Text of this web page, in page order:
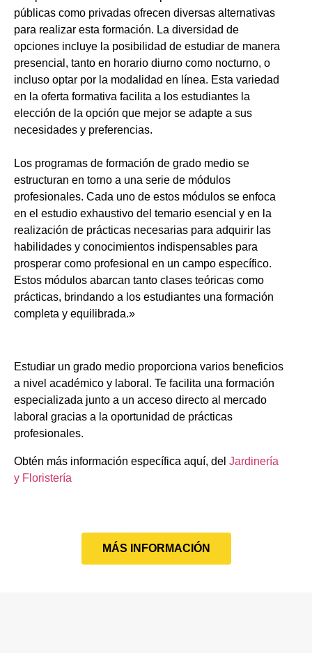
públicas como privadas ofrecen diversas alternativas
para realizar esta formación. La diversidad de
opciones incluye la posibilidad de estudiar de manera
presencial, tanto en horario diurno como nocturno, o
incluso optar por la modalidad en línea. Esta variedad
en la oferta formativa facilita a los estudiantes la
elección de la opción que mejor se adapte a sus
necesidades y preferencias.
Los programas de formación de grado medio se
estructuran en torno a una serie de módulos
profesionales. Cada uno de estos módulos se enfoca
en el estudio exhaustivo del temario esencial y en la
realización de prácticas necesarias para adquirir las
habilidades y conocimientos indispensables para
prosperar como profesional en un campo específico.
Estos módulos abarcan tanto clases teóricas como
prácticas, brindando a los estudiantes una formación
completa y equilibrada.»
Estudiar un grado medio proporciona varios beneficios
a nivel académico y laboral. Te facilita una formación
especializada junto a un acceso directo al mercado
laboral gracias a la oportunidad de prácticas
profesionales.
Obtén más información específica aquí, del Jardinería
y Floristería
MÁS INFORMACIÓN